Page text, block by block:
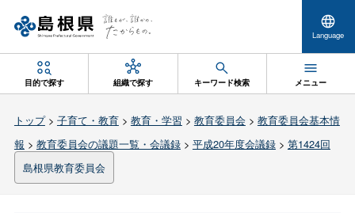
Language
目的で探す 組織で探す キーワード検索 メニュー
トップ> 子育て・教育> 教育・学習 > 教育委員会 > 教育委員会基本情
報 > 教育委員会の議題一覧・会議録> 平成20年度会議録> 第1424回
島根県教育委員会